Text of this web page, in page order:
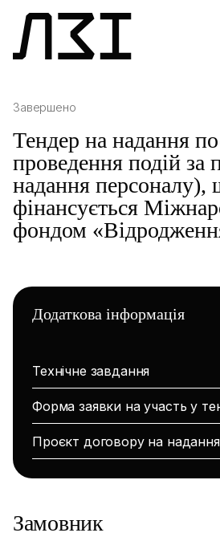
Завершено
Тендер на надання
проведення подій за
надання персоналу),
фінансується
фондом
Додаткова інформація
Технічне завдання
Форма заявки на участь у
Проєкт договору на
Замовник